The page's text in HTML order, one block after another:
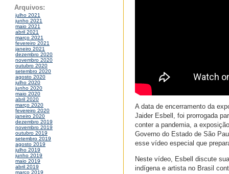
Arquivos:
julho 2021
junho 2021
maio 2021
abril 2021
março 2021
fevereiro 2021
janeiro 2021
dezembro 2020
novembro 2020
outubro 2020
setembro 2020
agosto 2020
julho 2020
junho 2020
maio 2020
abril 2020
março 2020
fevereiro 2020
janeiro 2020
dezembro 2019
novembro 2019
outubro 2019
setembro 2019
agosto 2019
julho 2019
junho 2019
maio 2019
abril 2019
março 2019
A data de encerramento da
Jaider Esbell, foi prorrogada
conter a pandemia, a
Governo do Estado de São
esse vídeo especial que
Neste vídeo, Esbell discute
indígena e artista no Brasil